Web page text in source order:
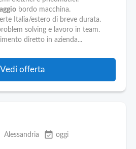
bordo macchina.
Italia/estero di breve durata.
solving e lavoro in team.
diretto in azienda...
Vedi offerta
Alessandria event_available oggi